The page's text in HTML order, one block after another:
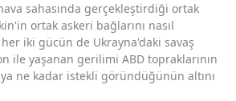
sahasında gerçekleştirdiği ortak
ortak askeri bağlarını nasıl
iki gücün de Ukrayna'daki savaş
ile yaşanan gerilimi ABD topraklarının
ne kadar istekli göründüğünün altını